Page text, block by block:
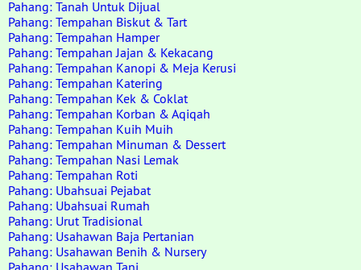
Pahang: Tanah Untuk Dijual
Pahang: Tempahan Biskut & Tart
Pahang: Tempahan Hamper
Pahang: Tempahan Jajan & Kekacang
Pahang: Tempahan Kanopi & Meja Kerusi
Pahang: Tempahan Katering
Pahang: Tempahan Kek & Coklat
Pahang: Tempahan Korban & Aqiqah
Pahang: Tempahan Kuih Muih
Pahang: Tempahan Minuman & Dessert
Pahang: Tempahan Nasi Lemak
Pahang: Tempahan Roti
Pahang: Ubahsuai Pejabat
Pahang: Ubahsuai Rumah
Pahang: Urut Tradisional
Pahang: Usahawan Baja Pertanian
Pahang: Usahawan Benih & Nursery
Pahang: Usahawan Tani